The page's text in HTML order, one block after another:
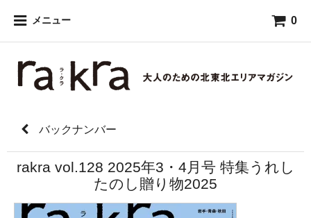
メニュー 0
バックナンバー
rakra vol.128 2025年3・4月号 特集うれし
たのし贈り物2025